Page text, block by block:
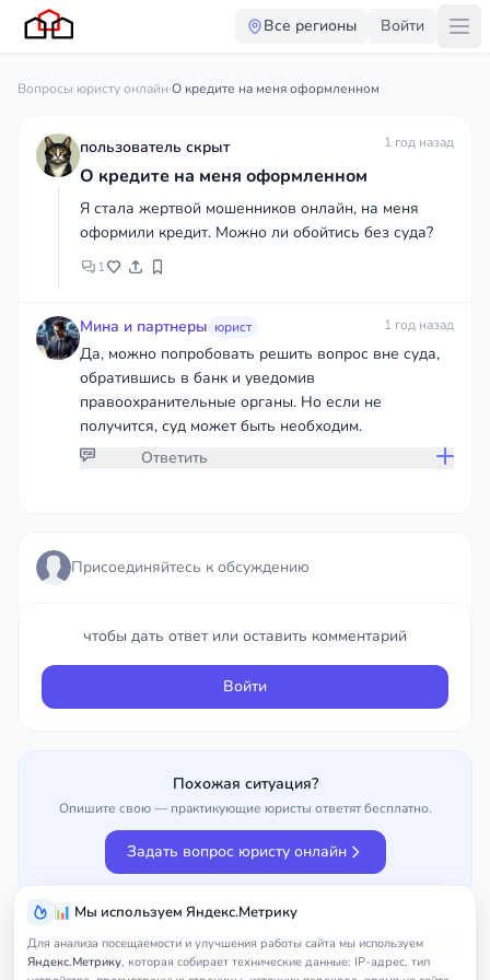
Все регионы Войти
📊 Мы используем Яндекс.Метрику
Для анализа посещаемости и улучшения работы сайта мы используем
Яндекс.Метрику, которая собирает технические данные: IP-адрес, тип
Вопросы юристу онлайн·О кредите на меня оформленном
пользователь скрыт 1 год назад
О кредите на меня оформленном
Я стала жертвой мошенников онлайн, на меня
оформили кредит. Можно ли обойтись без суда?
1
Мина и партнеры юрист 1 год назад
Да, можно попробовать решить вопрос вне суда,
обратившись в банк и уведомив
правоохранительные органы. Но если не
получится, суд может быть необходим.
Ответить
Войти
Присоединяйтесь к обсуждению
чтобы дать ответ или оставить комментарий
Войти
Похожая ситуация?
Опишите свою — практикующие юристы ответят бесплатно.
Задать вопрос юристу онлайн
Улучшить вопрос 0%